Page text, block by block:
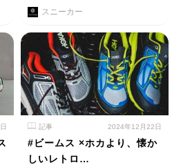
スニーカー
記事 2024年12月22日
#ビームス ×ホカより、懐か
しいレトロ…